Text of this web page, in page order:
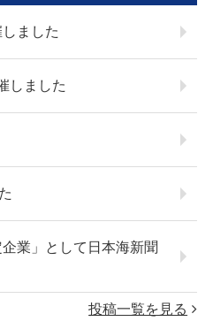
ました
しました
業」として日本海新聞
投稿一覧を見る